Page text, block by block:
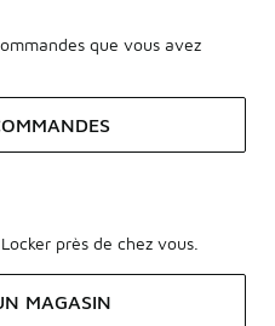
que vous avez
près de chez vous.
MAGASIN